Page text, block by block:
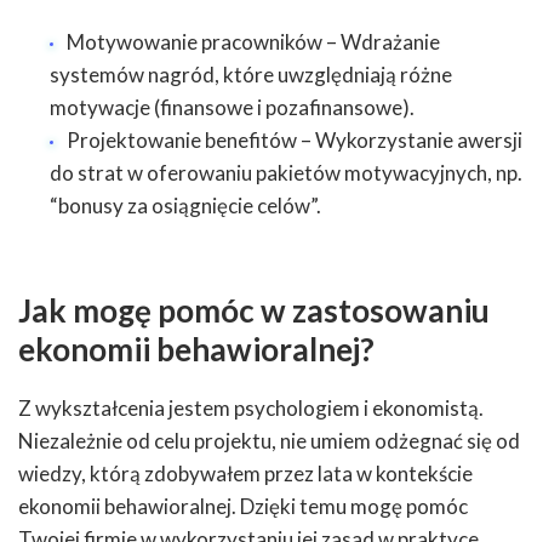
Motywowanie pracowników – Wdrażanie
systemów nagród, które uwzględniają różne
motywacje (finansowe i pozafinansowe).
Projektowanie benefitów – Wykorzystanie awersji
do strat w oferowaniu pakietów motywacyjnych, np.
“bonusy za osiągnięcie celów”.
Jak mogę pomóc w zastosowaniu
ekonomii behawioralnej?
Z wykształcenia jestem psychologiem i ekonomistą.
Niezależnie od celu projektu, nie umiem odżegnać się od
wiedzy, którą zdobywałem przez lata w kontekście
ekonomii behawioralnej. Dzięki temu mogę pomóc